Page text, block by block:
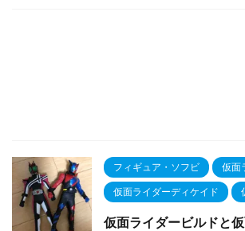
フィギュア・ソフビ 仮面
仮面ライダーディケイド
仮面ライダービルドと